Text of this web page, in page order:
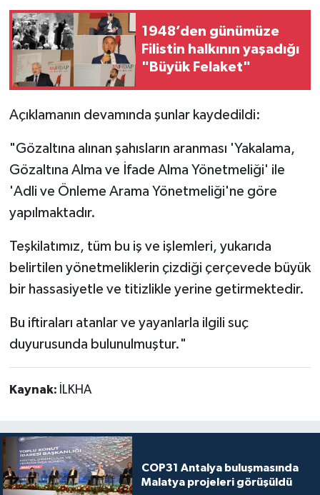
1948’den günümüze
Filistin halkının yaşadığı
"Büyük Felaket"
Açıklamanın devamında şunlar kaydedildi:
"Gözaltına alınan şahısların aranması 'Yakalama,
Gözaltına Alma ve İfade Alma Yönetmeliği' ile
'Adli ve Önleme Arama Yönetmeliği'ne göre
yapılmaktadır.
Teşkilatımız, tüm bu iş ve işlemleri, yukarıda
belirtilen yönetmeliklerin çizdiği çerçevede büyük
bir hassasiyetle ve titizlikle yerine getirmektedir.
Bu iftiraları atanlar ve yayanlarla ilgili suç
duyurusunda bulunulmuştur."
Kaynak: İLKHA
COP31 Antalya buluşmasında
Malatya projeleri görüşüldü